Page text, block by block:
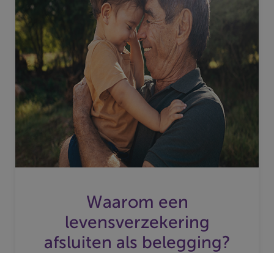
Waarom een
levensverzekering
afsluiten als belegging?